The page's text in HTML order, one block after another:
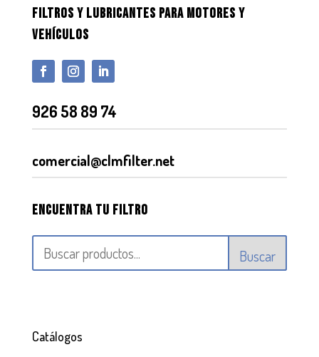
FILTROS Y LUBRICANTES PARA MOTORES Y
VEHÍCULOS
926 58 89 74
comercial@clmfilter.net
Encuentra tu filtro
Buscar
Catálogos